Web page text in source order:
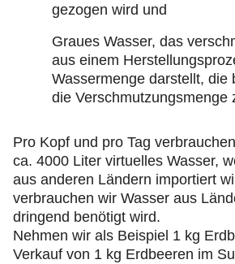
gezogen wird und
Graues Wasser, das
aus einem
Wassermenge darstellt, die
die Verschmutzungsmenge
Pro Kopf und pro Tag
ca. 4000 Liter virtuelles Wasser,
aus anderen Ländern importiert
verbrauchen wir Wasser aus
dringend benötigt wird.
Nehmen wir als Beispiel 1 kg
Verkauf von 1 kg Erdbeeren im